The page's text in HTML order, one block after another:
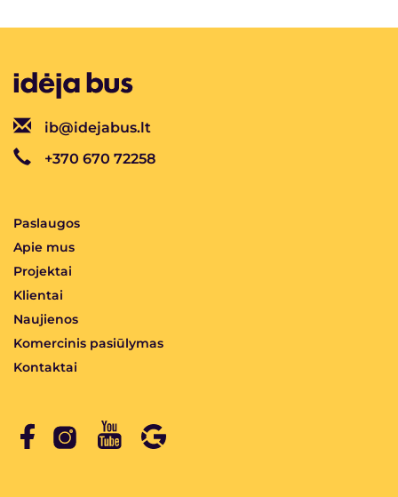
ib@idejabus.lt
+370 670 72258
Paslaugos
Apie mus
Projektai
Klientai
Naujienos
Komercinis pasiūlymas
Kontaktai